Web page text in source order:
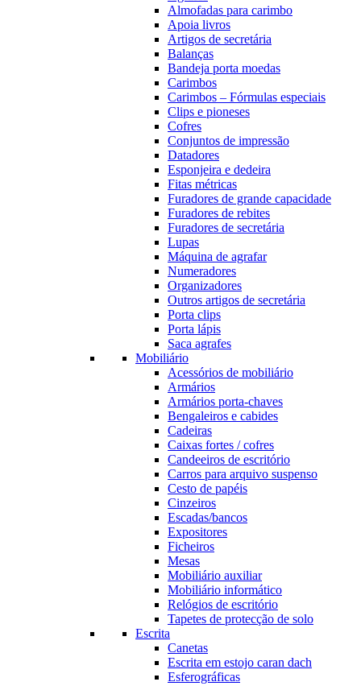
Almofadas para carimbo
Apoia livros
Artigos de secretária
Balanças
Bandeja porta moedas
Carimbos
Carimbos – Fórmulas especiais
Clips e pioneses
Cofres
Conjuntos de impressão
Datadores
Esponjeira e dedeira
Fitas métricas
Furadores de grande capacidade
Furadores de rebites
Furadores de secretária
Lupas
Máquina de agrafar
Numeradores
Organizadores
Outros artigos de secretária
Porta clips
Porta lápis
Saca agrafes
Mobiliário
Acessórios de mobiliário
Armários
Armários porta-chaves
Bengaleiros e cabides
Cadeiras
Caixas fortes / cofres
Candeeiros de escritório
Carros para arquivo suspenso
Cesto de papéis
Cinzeiros
Escadas/bancos
Expositores
Ficheiros
Mesas
Mobiliário auxiliar
Mobiliário informático
Relógios de escritório
Tapetes de protecção de solo
Escrita
Canetas
Escrita em estojo caran dach
Esferográficas